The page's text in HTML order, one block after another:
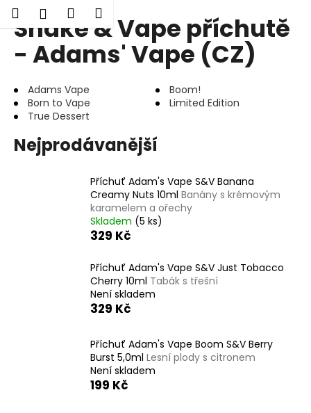
Přejít
HledatPřihlášení
Nákupní
košík
Shake & Vape příchutě
- Adams' Vape (CZ)
Adams Vape
Boom!
Born to Vape
Limited Edition
True Dessert
Nejprodávanější
Příchuť Adam's Vape S&V Banana
Creamy Nuts 10ml Banány s krémovým
karamelem a ořechy
Skladem (5 ks)
329 Kč
Příchuť Adam's Vape S&V Just Tobacco
Cherry 10ml Tabák s třešní
Není skladem
329 Kč
Příchuť Adam's Vape Boom S&V Berry
Burst 5,0ml Lesní plody s citronem
Není skladem
199 Kč
o Zpět
Zpět
o
p
t